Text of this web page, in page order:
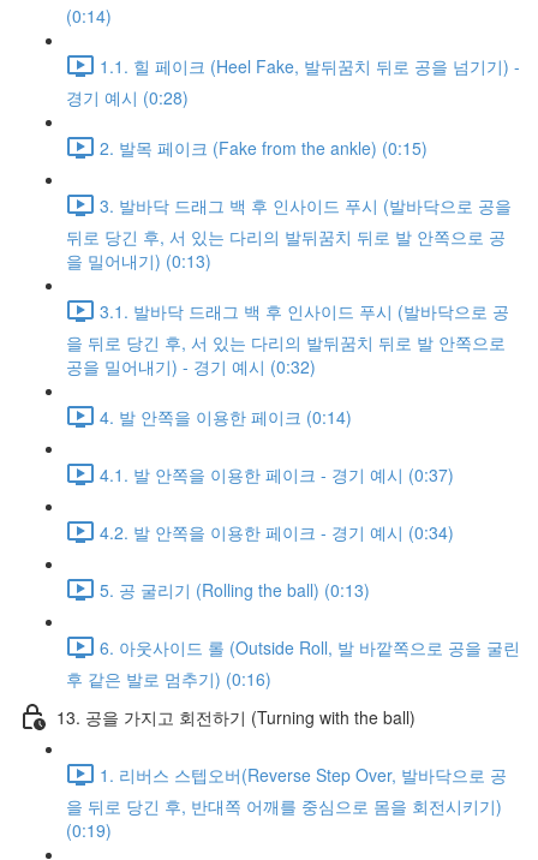
(0:14)
1.1. 힐 페이크 (Heel Fake, 발뒤꿈치 뒤로 공을 넘기기) -
경기 예시 (0:28)
2. 발목 페이크 (Fake from the ankle) (0:15)
3. 발바닥 드래그 백 후 인사이드 푸시 (발바닥으로 공을
뒤로 당긴 후, 서 있는 다리의 발뒤꿈치 뒤로 발 안쪽으로 공
을 밀어내기) (0:13)
3.1. 발바닥 드래그 백 후 인사이드 푸시 (발바닥으로 공
을 뒤로 당긴 후, 서 있는 다리의 발뒤꿈치 뒤로 발 안쪽으로
공을 밀어내기) - 경기 예시 (0:32)
4. 발 안쪽을 이용한 페이크 (0:14)
4.1. 발 안쪽을 이용한 페이크 - 경기 예시 (0:37)
4.2. 발 안쪽을 이용한 페이크 - 경기 예시 (0:34)
5. 공 굴리기 (Rolling the ball) (0:13)
6. 아웃사이드 롤 (Outside Roll, 발 바깥쪽으로 공을 굴린
후 같은 발로 멈추기) (0:16)
13. 공을 가지고 회전하기 (Turning with the ball)
1. 리버스 스텝오버(Reverse Step Over, 발바닥으로 공
을 뒤로 당긴 후, 반대쪽 어깨를 중심으로 몸을 회전시키기)
(0:19)